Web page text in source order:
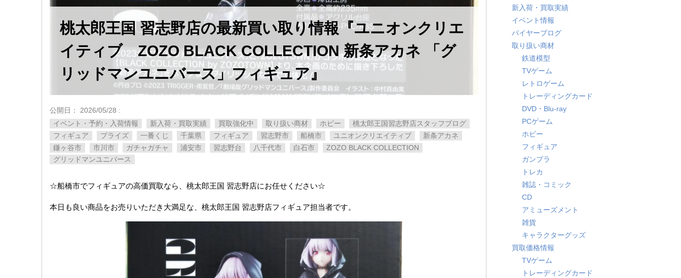
桃太郎王国 習志野店の最新買い取り情報『ユニオンクリエ
イティブ ZOZO ​BLACK ​COLLECTION ​新条アカネ ​「グ
リッドマンユニバース」フィギュア』
公開日： 2026/05/28 :
イベント・予約・入荷情報
新入荷・買取実績 買取強化中 取り扱い商材 ホビー
桃太郎王国習志野店スタッフブログ
フィギュア
プライズ 一番くじ 千葉県 フィギュア 習志野市 船橋市 ユニオンクリエイティブ
新条アカネ
鎌ヶ谷市
市川市 ガチャガチャ 浦安市 習志野台 八千代市 白石市
ZOZO ​BLACK ​COLLECTION
グリッドマンユニバース
☆船橋市でフィギュアの高価買取なら、桃太郎王国 習志野店にお任せください☆
本日も良い商品をお売りいただき大満足な、桃太郎王国 習志野店フィギュア担当者です。
新入荷・買取実績
イベント情報
バイヤーブログ
取り扱い商材
鉄道模型
TVゲーム
レトロゲーム
トレーディングカード
DVD・Blu-ray
PCゲーム
ホビー
フィギュア
ガンプラ
トレカ
雑誌・コミック
CD
アミューズメント
雑貨
キャラクターグッズ
買取価格情報
TVゲーム
トレーディングカード